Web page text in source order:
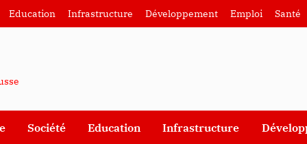
Education Infrastructure Développement Emploi Santé
Société Education Infrastructure